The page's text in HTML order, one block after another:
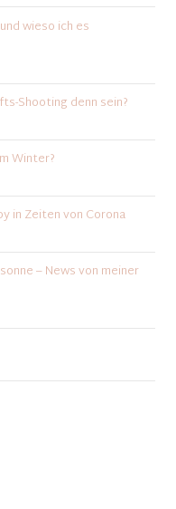
wieso ich es
Shooting denn sein?
Winter?
in Zeiten von Corona
– News von meiner